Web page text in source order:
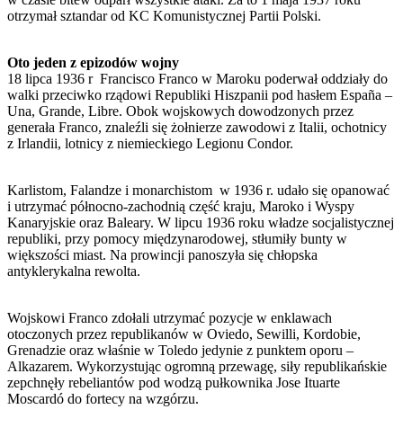
otrzymał sztandar od KC Komunistycznej Partii Polski.
Oto jeden z epizodów wojny
18 lipca 1936 r Francisco Franco w Maroku poderwał oddziały do
walki przeciwko rządowi Republiki Hiszpanii pod hasłem España –
Una, Grande, Libre. Obok wojskowych dowodzonych przez
generała Franco, znaleźli się żołnierze zawodowi z Italii, ochotnicy
z Irlandii, lotnicy z niemieckiego Legionu Condor.
Karlistom, Falandze i monarchistom w 1936 r. udało się opanować
i utrzymać północno-zachodnią część kraju, Maroko i Wyspy
Kanaryjskie oraz Baleary. W lipcu 1936 roku władze socjalistycznej
republiki, przy pomocy międzynarodowej, stłumiły bunty w
większości miast. Na prowincji panoszyła się chłopska
antyklerykalna rewolta.
Wojskowi Franco zdołali utrzymać pozycje w enklawach
otoczonych przez republikanów w Oviedo, Sewilli, Kordobie,
Grenadzie oraz właśnie w Toledo jedynie z punktem oporu –
Alkazarem. Wykorzystując ogromną przewagę, siły republikańskie
zepchnęły rebeliantów pod wodzą pułkownika Jose Ituarte
Moscardó do fortecy na wzgórzu.